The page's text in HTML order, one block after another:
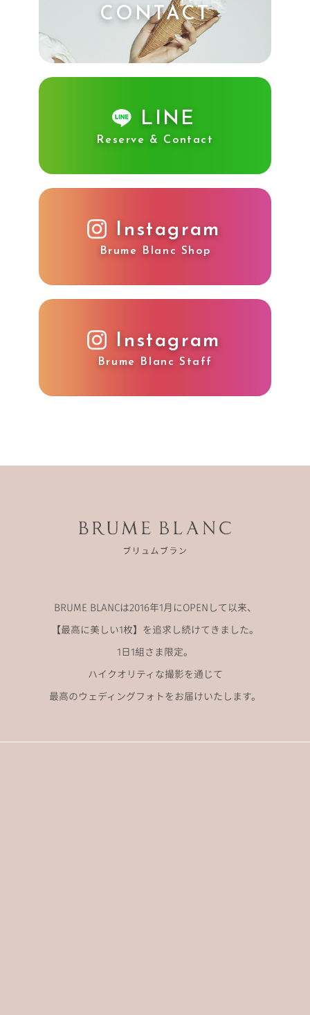
CONTACT
LINE
Reserve & Contact
Instagram
Brume Blanc Shop
Instagram
Brume Blanc Staff
BRUME BLANCは2016年1月にOPENして以来、
【最高に美しい1枚】を追求し続けてきました。
1日1組さま限定。
ハイクオリティな撮影を通じて
最高のウェディングフォトをお届けいたします。